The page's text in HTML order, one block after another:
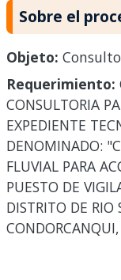
Sobre el
Objeto:
Requerimiento:
CONSULTORIA
EXPEDIENTE
DENOMINADO:
FLUVIAL PARA
PUESTO DE
DISTRITO DE RIO